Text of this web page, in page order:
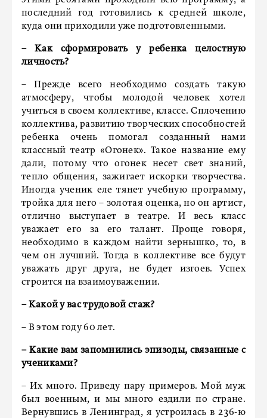
последний год готовились к средней школе,
куда они приходили уже подготовленными.
– Как сформировать у ребенка целостную
личность?
– Прежде всего необходимо создать такую
атмосферу, чтобы молодой человек хотел
учиться в своем коллективе, классе. Сплочению
коллектива, развитию творческих способностей
ребенка очень помогал созданный нами
классный театр «Огонек». Такое название ему
дали, потому что огонек несет свет знаний,
тепло общения, зажигает искорки творчества.
Иногда ученик еле тянет учебную программу,
тройка для него – золотая оценка, но он артист,
отлично выступает в театре. И весь класс
уважает его за его талант. Проще говоря,
необходимо в каждом найти зернышко, то, в
чем он лучший. Тогда в коллективе все будут
уважать друг друга, не будет изгоев. Успех
строится на взаимоуважении.
– Какой у вас трудовой стаж?
– В этом году 60 лет.
– Какие вам запомнились эпизоды, связанные с
учениками?
– Их много. Приведу пару примеров. Мой муж
был военным, и мы много ездили по стране.
Вернувшись в Ленинград, я устроилась в 236-ю